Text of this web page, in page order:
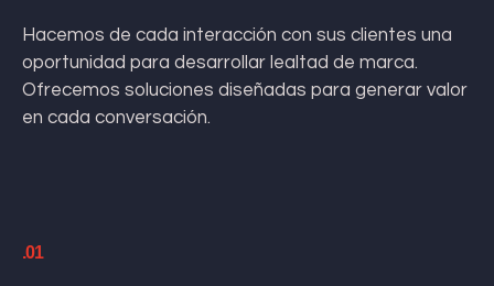
Hacemos de cada interacción con sus clientes una
oportunidad para desarrollar lealtad de marca.
Ofrecemos soluciones diseñadas para generar valor
en cada conversación.
.01